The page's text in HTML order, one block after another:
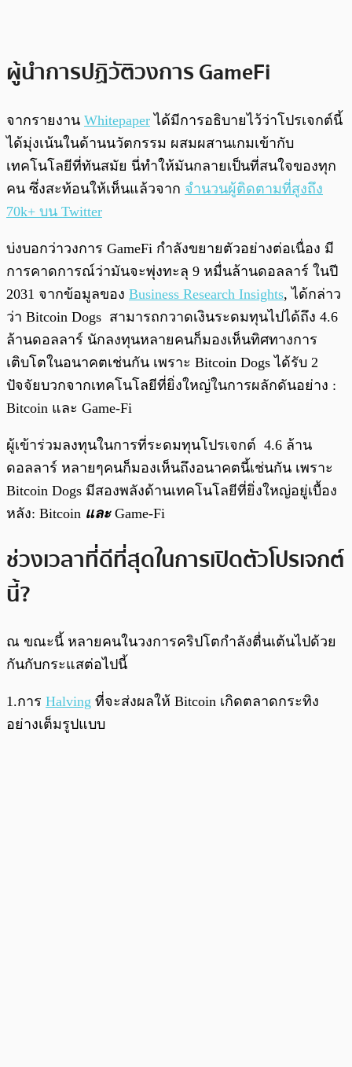
ผู้นำการปฏิวัติวงการ GameFi
จากรายงาน Whitepaper ได้มีการอธิบายไว้ว่าโปรเจกต์นี้
ได้มุ่งเน้นในด้านนวัตกรรม ผสมผสานเกมเข้ากับ
เทคโนโลยีที่ทันสมัย นี่ทำให้มันกลายเป็นที่สนใจของทุก
คน ซึ่งสะท้อนให้เห็นแล้วจาก จำนวนผู้ติดตามที่สูงถึง
70k+ บน Twitter
บ่งบอกว่าวงการ GameFi กำลังขยายตัวอย่างต่อเนื่อง มี
การคาดการณ์ว่ามันจะพุ่งทะลุ 9 หมื่นล้านดอลลาร์ ในปี
2031 จากข้อมูลของ Business Research Insights, ได้กล่าว
ว่า Bitcoin Dogs สามารถกวาดเงินระดมทุนไปได้ถึง 4.6
ล้านดอลลาร์ นักลงทุนหลายคนก็มองเห็นทิศทางการ
เติบโตในอนาคตเช่นกัน เพราะ Bitcoin Dogs ได้รับ 2
ปัจจัยบวกจากเทคโนโลยีที่ยิ่งใหญ่ในการผลักดันอย่าง :
Bitcoin และ Game-Fi
ผู้เข้าร่วมลงทุนในการที่ระดมทุนโปรเจกต์ 4.6 ล้าน
ดอลลาร์ หลายๆคนก็มองเห็นถึงอนาคตนี้เช่นกัน เพราะ
Bitcoin Dogs มีสองพลังด้านเทคโนโลยีที่ยิ่งใหญ่อยู่เบื้อง
หลัง: Bitcoin และ Game-Fi
ช่วงเวลาที่ดีที่สุดในการเปิดตัวโปรเจกต์
นี้?
ณ ขณะนี้ หลายคนในวงการคริปโตกำลังตื่นเต้นไปด้วย
กันกับกระแสต่อไปนี้
1.การ Halving ที่จะส่งผลให้ Bitcoin เกิดตลาดกระทิง
อย่างเต็มรูปแบบ